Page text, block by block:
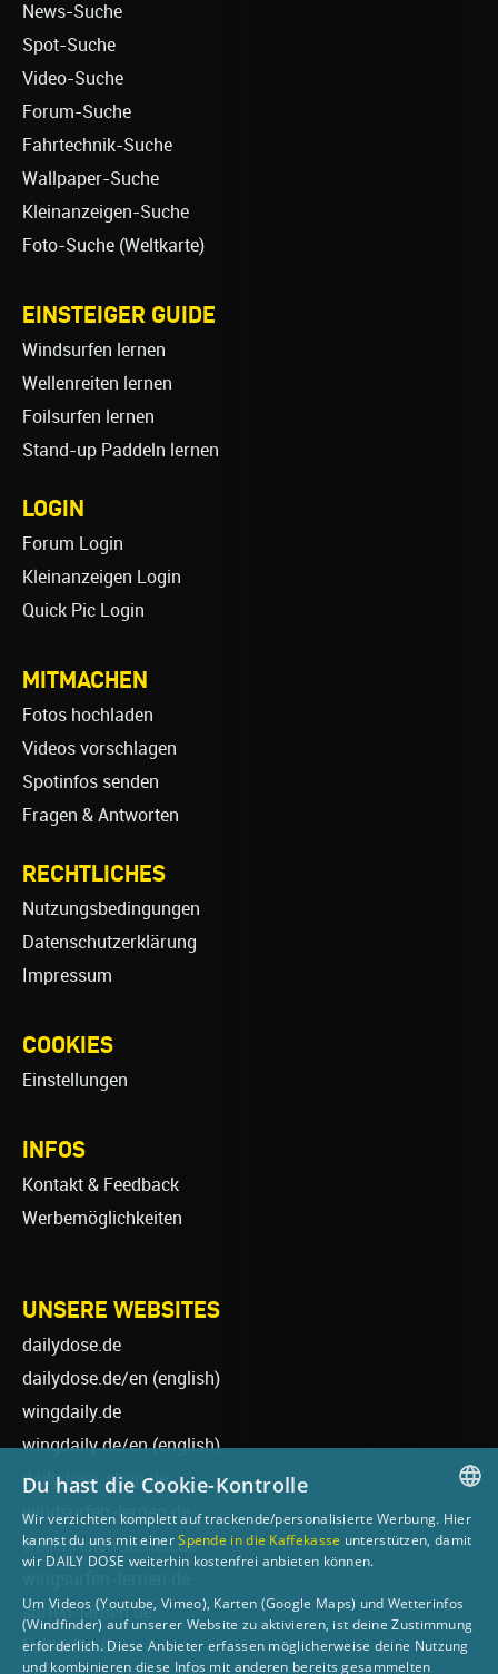
News-Suche
Spot-Suche
Video-Suche
Forum-Suche
Fahrtechnik-Suche
Wallpaper-Suche
Kleinanzeigen-Suche
Foto-Suche (Weltkarte)
EINSTEIGER GUIDE
Windsurfen lernen
Wellenreiten lernen
Foilsurfen lernen
Stand-up Paddeln lernen
LOGIN
Forum Login
Kleinanzeigen Login
Quick Pic Login
MITMACHEN
Fotos hochladen
Videos vorschlagen
Spotinfos senden
Fragen & Antworten
RECHTLICHES
Nutzungsbedingungen
Datenschutzerklärung
Impressum
COOKIES
Einstellungen
INFOS
Kontakt & Feedback
Werbemöglichkeiten
UNSERE WEBSITES
dailydose.de
dailydose.de/en (english)
wingdaily.de
wingdaily.de/en(english)
dailydose-shop.de
windsurfen-lernen.de
wellenreiten-lernen.de
surfen-lernen.de
foilsurfen.de
GERMAN
Du hast die Cookie-Kontrolle
Wir verzichten komplett auf trackende/personalisierte Werbung. Hier
kannst du uns mit einerSpende in die Kaffekasse unterstützen, damit
wir DAILY DOSE weiterhin kostenfrei anbieten können.
Um Videos (Youtube, Vimeo), Karten (Google Maps) und Wetterinfos
(Windfinder) auf unserer Website zu aktivieren, ist deine Zustimmung
erforderlich. Diese Anbieter erfassen möglicherweise deine Nutzung
und kombinieren diese Infos mit anderen bereits gesammelten